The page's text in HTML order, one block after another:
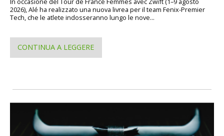
2026), Alé ha realizzato una nuova livrea per il team Fenix-Premier
Tech, che le atlete indosseranno lungo le nove...
CONTINUA A LEGGERE